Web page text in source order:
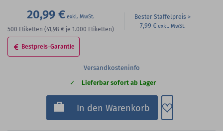
20,99 €
500 Etiketten (41,98 € je 1.000 Etiketten)
Bester Staffelpreis
7,99 €
Bestpreis-Garantie
Versandkosteninfo
Lieferbar sofort ab Lager
In den Warenkorb Zum